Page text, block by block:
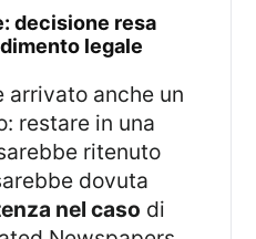
legale
restare in una
ritenuto
dovuta
nel caso di